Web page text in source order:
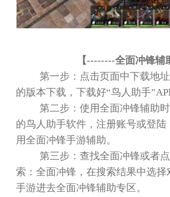
【--------全面冲锋辅
第一步：点击页面中下载地
的版本下载，下载好“鸟人助手
第二步：使用全面冲锋辅助
的鸟人助手软件，注册账号或登陆
用全面冲锋手游辅助。
第三步：查找全面冲锋或者
索：全面冲锋，在搜索结果中选择
手游进去全面冲锋辅助专区。